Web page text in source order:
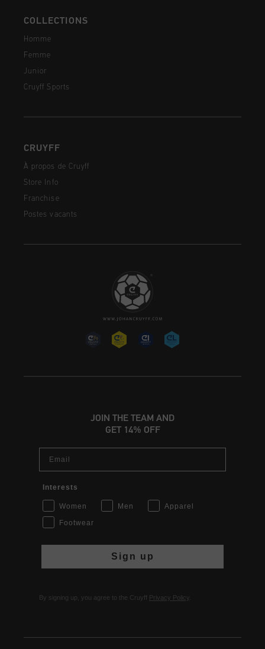
COLLECTIONS
Homme
Femme
Junior
Cruyff Sports
CRUYFF
À propos de Cruyff
Store Info
Franchise
Postes vacants
JOIN THE TEAM AND
GET 14% OFF
Email
Interests
Women Men
Apparel
Footwear
Sign up
By signing up, you agree to the Cruyff Privacy Policy